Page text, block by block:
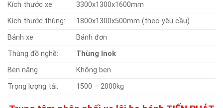
Kích thước xe:
3300x1300x1600mm
Kích thước thùng:
1800x1300x500mm (theo yêu cầu)
Bánh xe
Bánh đơn
Thùng đồ nghề:
Thùng Inok
Ben nâng
Không ben
Trọng lượng tải:
1500 – 2000kg